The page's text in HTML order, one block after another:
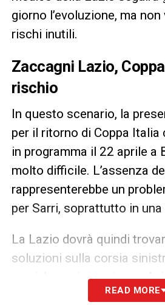
giorno l’evoluzione, ma
rischi inutili.
Zaccagni Lazio,
rischio
In questo scenario, la
per il ritorno di Coppa Italia
in programma il 22 aprile a
molto difficile. L’assenza
rappresenterebbe un
per Sarri, soprattutto in
La Lazio dovrà quindi
soluzioni sulla corsia
servirà per riorganizzare le
Zaccagni servirà unoREAD MORE